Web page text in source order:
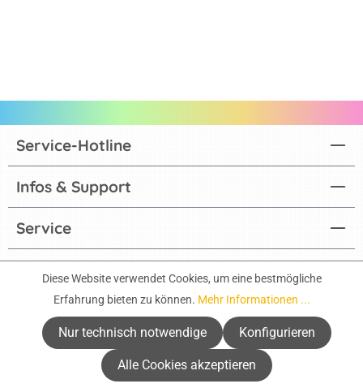
Aktuelle Kataloge
Service-Hotline
Infos & Support
Service
Zahlungsarten
Rechnung Vorkasse
Diese Website verwendet Cookies, um eine bestmögliche
Erfahrung bieten zu können. Mehr Informationen ...
Nur technisch notwendige Konfigurieren
Alle Cookies akzeptieren